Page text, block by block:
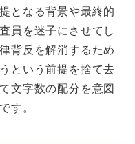
となる背景や最終的
員を迷子にさせてし
背反を解消するため
という前提を捨て去
文字数の配分を意図
す。